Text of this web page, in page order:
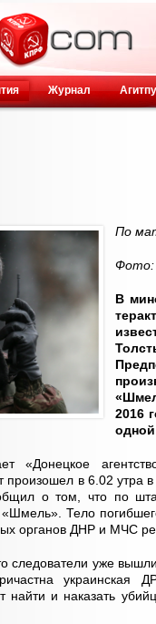
Журнал
По
Фото:
В
2016
«Донецкое
произошел в 6.02 утра
о том, что по
«Шмель». Тело
органов ДНР и МЧС
следователи уже
украинская
найти и наказать